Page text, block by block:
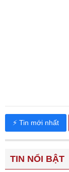
⚡ Tin mới nhất
TIN NỔI BẬT